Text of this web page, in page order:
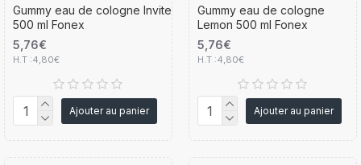
Gummy eau de cologne Invite
500 ml Fonex
5,76€
H.T :4,80€
Ajouter au panier
Gummy eau de cologne
Lemon 500 ml Fonex
5,76€
H.T :4,80€
Ajouter au panier